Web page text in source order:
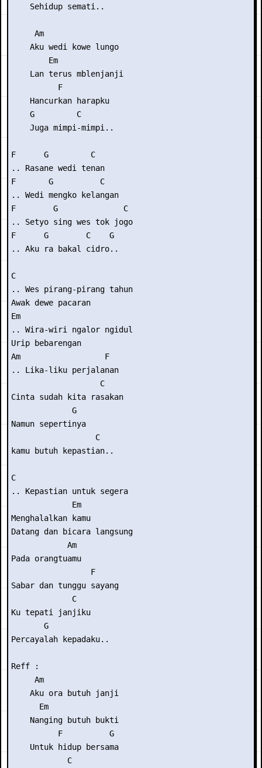
    Sehidup semati..
     Am
    Aku wedi kowe lungo
        Em
    Lan terus mblenjanji
          F
    Hancurkan harapku
    G         C
    Juga mimpi-mimpi..
F      G         C
.. Rasane wedi tenan
F       G          C
.. Wedi mengko kelangan
F        G              C
.. Setyo sing wes tok jogo
F      G        C    G
.. Aku ra bakal cidro..
C
.. Wes pirang-pirang tahun
Awak dewe pacaran
Em
.. Wira-wiri ngalor ngidul
Urip bebarengan
Am                  F
.. Lika-liku perjalanan
                   C
Cinta sudah kita rasakan
             G
Namun sepertinya
                  C
kamu butuh kepastian..
C
.. Kepastian untuk segera
             Em
Menghalalkan kamu
Datang dan bicara langsung
            Am
Pada orangtuamu
                 F
Sabar dan tunggu sayang
             C
Ku tepati janjiku
       G
Percayalah kepadaku..
Reff :
     Am
    Aku ora butuh janji
      Em
    Nanging butuh bukti
          F          G
    Untuk hidup bersama
            C